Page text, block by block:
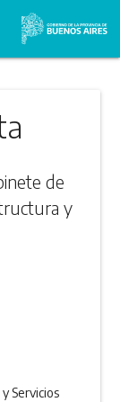
de
y
Servicios